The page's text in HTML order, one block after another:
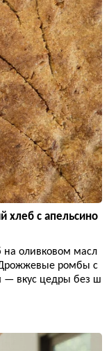
хлеб с апельсино
на оливковом масл
Дрожжевые ромбы с
— вкус цедры без ш